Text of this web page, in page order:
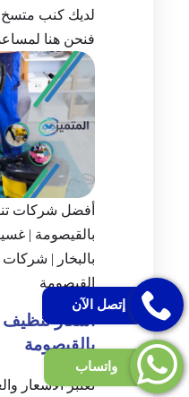
لديك كنب متسخ
فنحن هنا
أفضل شركات
بالقيصومة |
بالبخار |
القيصومة
أسعار تنظيف
بالقيصومة
تُعتبر الأسعار
إتصل الآن
واتساب